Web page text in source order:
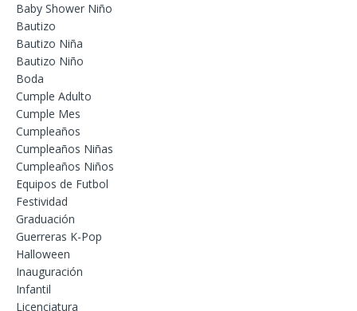
Baby Shower Niño
Bautizo
Bautizo Niña
Bautizo Niño
Boda
Cumple Adulto
Cumple Mes
Cumpleaños
Cumpleaños Niñas
Cumpleaños Niños
Equipos de Futbol
Festividad
Graduación
Guerreras K-Pop
Halloween
Inauguración
Infantil
Licenciatura